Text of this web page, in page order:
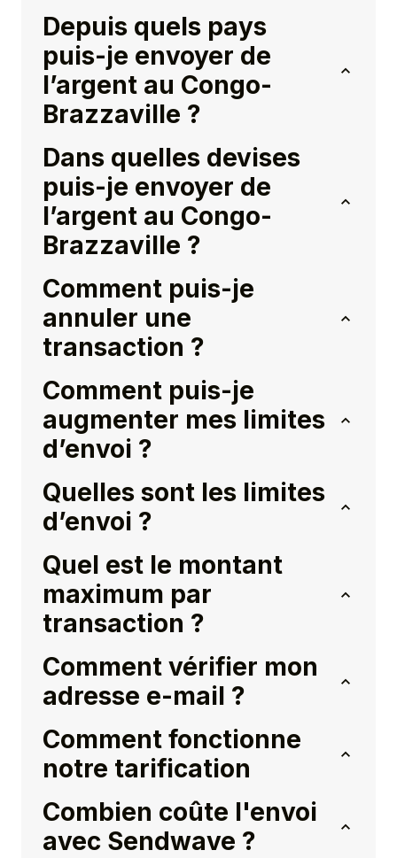
Depuis quels pays
puis-je envoyer de
l’argent au Congo-
Brazzaville ?
Dans quelles devises
puis-je envoyer de
l’argent au Congo-
Brazzaville ?
Comment puis-je
annuler une
transaction ?
Comment puis-je
augmenter mes limites
d’envoi ?
Quelles sont les limites
d’envoi ?
Quel est le montant
maximum par
transaction ?
Comment vérifier mon
adresse e-mail ?
Comment fonctionne
notre tarification
Combien coûte l'envoi
avec Sendwave ?